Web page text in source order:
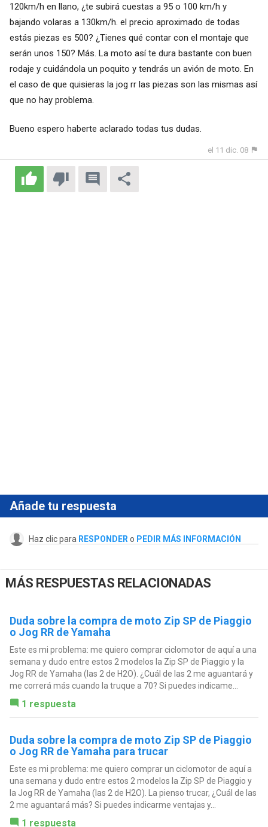
120km/h en llano, ¿te subirá cuestas a 95 o 100 km/h y
bajando volaras a 130km/h. el precio aproximado de todas
estás piezas es 500? ¿Tienes qué contar con el montaje que
serán unos 150? Más. La moto así te dura bastante con buen
rodaje y cuidándola un poquito y tendrás un avión de moto. En
el caso de que quisieras la jog rr las piezas son las mismas así
que no hay problema.
Bueno espero haberte aclarado todas tus dudas.
el 11 dic. 08
Añade tu respuesta
Haz clic para RESPONDER o PEDIR MÁS INFORMACIÓN
MÁS RESPUESTAS RELACIONADAS
Duda sobre la compra de moto Zip SP de Piaggio
o Jog RR de Yamaha
Este es mi problema: me quiero comprar ciclomotor de aquí a una
semana y dudo entre estos 2 modelos la Zip SP de Piaggio y la
Jog RR de Yamaha (las 2 de H2O). ¿Cuál de las 2 me aguantará y
me correrá más cuando la truque a 70? Si puedes indicame...
1 respuesta
Duda sobre la compra de moto Zip SP de Piaggio
o Jog RR de Yamaha para trucar
Este es mi problema: me quiero comprar un ciclomotor de aquí a
una semana y dudo entre estos 2 modelos la Zip SP de Piaggio y
la Jog RR de Yamaha (las 2 de H2O). La pienso trucar, ¿Cuál de las
2 me aguantará más? Si puedes indicarme ventajas y...
1 respuesta